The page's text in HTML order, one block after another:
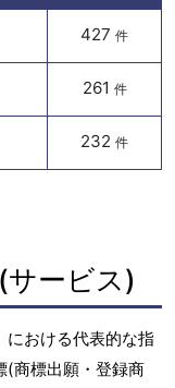
427 件
261 件
232 件
サービス)
おける代表的な指
(商標出願・登録商